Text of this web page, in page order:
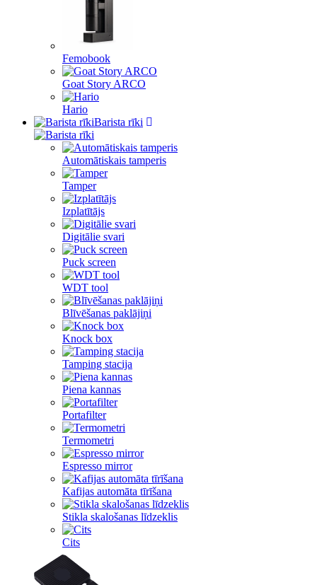
Femobook
Goat Story ARCO
Hario
Barista rīki
Automātiskais tamperis
Tamper
Izplatītājs
Digitālie svari
Puck screen
WDT tool
Blīvēšanas paklājiņi
Knock box
Tamping stacija
Piena kannas
Portafilter
Termometri
Espresso mirror
Kafijas automāta tīrīšana
Stikla skalošanas līdzeklis
Cits